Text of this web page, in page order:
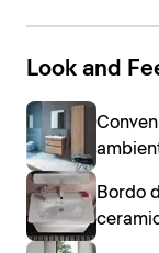
Look and
Bordo